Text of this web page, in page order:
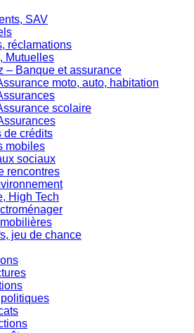
SAV
réclamations
Mutuelles
– Banque et assurance
moto, auto, habitation
scolaire
de crédits
mobiles
sociaux
rencontres
High Tech
jeu de chance